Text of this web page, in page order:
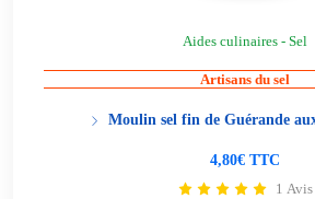
Aides culinaires - Sel
Artisans du sel
Moulin sel fin de Guérande
4,80€ TTC
1 Avis